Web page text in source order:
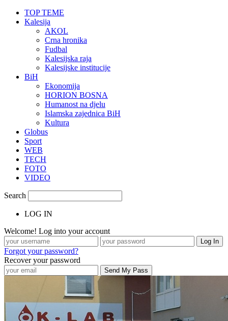
TOP TEME
Kalesija
AKOL
Crna hronika
Fudbal
Kalesijska raja
Kalesijske institucije
BiH
Ekonomija
HORION BOSNA
Humanost na djelu
Islamska zajednica BiH
Kultura
Globus
Sport
WEB
TECH
FOTO
VIDEO
Search
LOG IN
Welcome! Log into your account
Forgot your password?
Recover your password